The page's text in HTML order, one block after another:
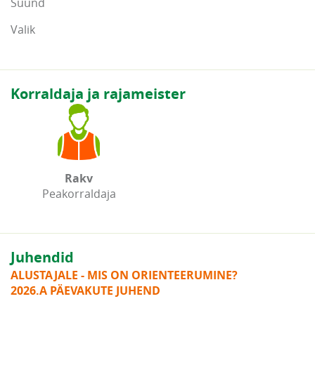
Valik
Korraldaja ja rajameister
Rakv
Peakorraldaja
Juhendid
ALUSTAJALE - MIS ON ORIENTEERUMINE?
2026.A PÄEVAKUTE JUHEND